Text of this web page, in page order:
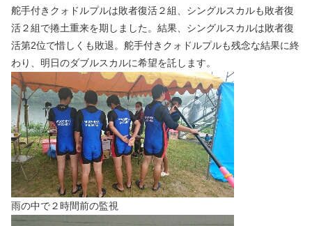
舵手付きクォドルプルは敗者復活２組、シングルスカルも敗者復
活２組で捲土重来を期しました。結果、シングルスカルは敗者復
活第2位で惜しくも敗退。舵手付きクォドルプルも残念な結果に終
わり、明日のダブルスカルに希望を託します。
雨の中で２時間前の監視